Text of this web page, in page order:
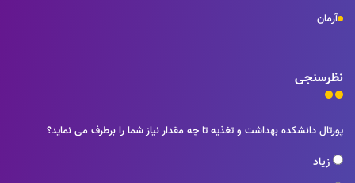
آرمان
نظرسنجی
پورتال دانشکده بهداشت و تغذیه تا چه مقدار نیاز شما را برطرف می نماید؟
زیاد